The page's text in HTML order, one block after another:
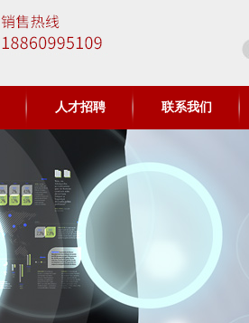
人才招聘 联系我们